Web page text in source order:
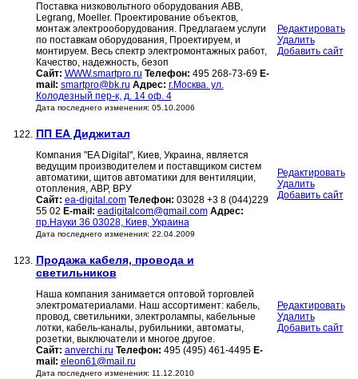
Поставка низковольтного оборудования АВВ,
Legrang, Мoeller. Проектирование объектов,
монтаж электрооборудования. Предлагаем услуги
по поставкам оборудования, Проектируем, и
монтируем. Весь спектр электромонтажных работ,
Качество, надежность, безоп
Сайт: WWW.smartpro.ru Телефон: 495 268-73-69 E-
mail: smartpro@bk.ru Адрес: г.Москва. ул.
Колодезный пер-к, д. 14 оф. 4
Дата последнего изменения: 05.10.2006
Редактировать
Удалить
Добавить сайт
122. ПП ЕА Диджитал
Компания "EA Digital", Киев, Украина, является
ведущим производителем и поставщиком систем
автоматики, щитов автоматики для вентиляции,
отопления, АВР, ВРУ
Сайт: ea-digital.com Телефон: 03028 +3 8 (044)229
55 02 E-mail: eadigitalcom@gmail.com Адрес:
пр.Науки 36 03028, Киев, Украина
Дата последнего изменения: 22.04.2009
Редактировать
Удалить
Добавить сайт
123. Продажа кабеля, провода и
светильников
Наша компания занимается оптовой торговлей
электроматериалами. Наш ассортимент: кабель,
провод, светильники, электролампы, кабельные
лотки, кабель-каналы, рубильники, автоматы,
розетки, выключатели и многое другое.
Сайт: anverchi.ru Телефон: 495 (495) 461-4495 E-
mail: eleon61@mail.ru
Дата последнего изменения: 11.12.2010
Редактировать
Удалить
Добавить сайт